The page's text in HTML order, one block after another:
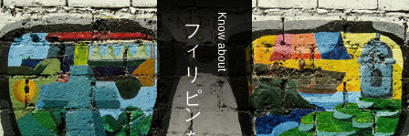
Know about
フィリピンを知る